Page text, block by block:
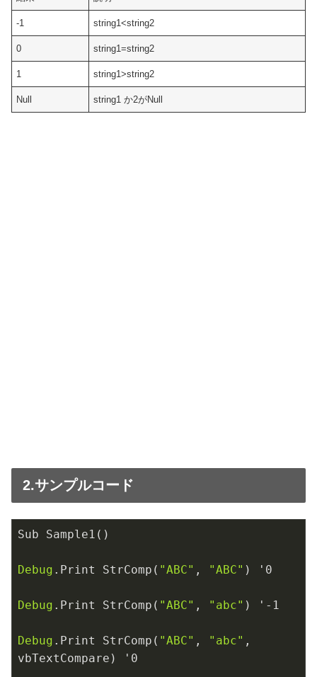
-1 string1<string2
0 string1=string2
1 string1>string2
Null string1 か2がNull
2.サンプルコード
Sub Sample1()
Debug .Print StrComp( "ABC" , "ABC" ) ' 0
Debug .Print StrComp( "ABC" , "abc" ) '- 1
Debug .Print StrComp( "ABC" , "abc" ,
vbTextCompare) ' 0